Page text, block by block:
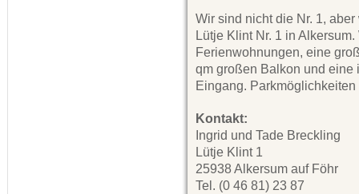
Wir sind nicht die Nr. 1,
Lütje Klint Nr. 1 in
Ferienwohnungen, eine
qm großen Balkon und eine
Eingang.
Kontakt:
Ingrid und Tade Breckling
Lütje Klint 1
25938 Alkersum auf Föhr
Tel. (0 46 81) 23 87